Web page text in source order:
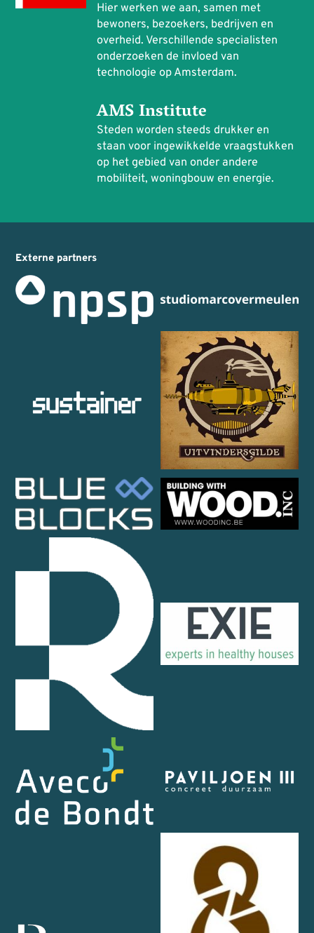
Hier werken we aan, samen met
bewoners, bezoekers, bedrijven en
overheid. Verschillende specialisten
onderzoeken de invloed van
technologie op Amsterdam.
AMS Institute
Steden worden steeds drukker en
staan voor ingewikkelde vraagstukken
op het gebied van onder andere
mobiliteit, woningbouw en energie.
Externe partners